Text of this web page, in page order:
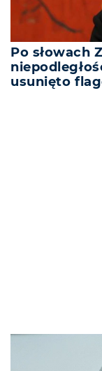
Po słowach
usunięto